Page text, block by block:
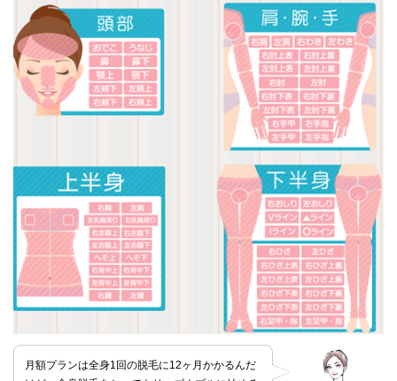
月額プランは全身1回の脱毛に12ヶ月かかるんだ